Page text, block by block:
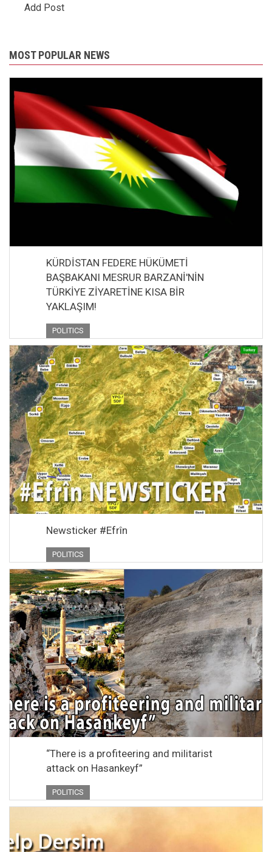
Add Post
MOST POPULAR NEWS
KÜRDİSTAN FEDERE HÜKÜMETİ
BAŞBAKANI MESRUR BARZANİ'NİN
TÜRKİYE ZİYARETİNE KISA BİR
YAKLAŞIM!
POLITICS
Newsticker #Efrîn
POLITICS
“There is a profiteering and militarist
attack on Hasankeyf”
POLITICS